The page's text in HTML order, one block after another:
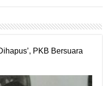
PKB Bersuara